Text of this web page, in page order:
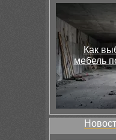
Как
мебель